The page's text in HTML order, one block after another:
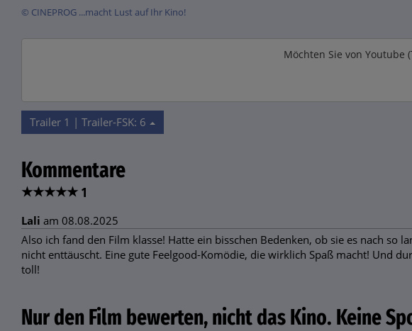
© CINEPROG ...macht Lust auf Ihr Kino!
Möchten Sie von Youtube
Trailer 1 | Trailer-FSK: 6
Kommentare
★★★★★ 1
Lali am 08.08.2025
Also ich fand den Film klasse! Hatte ein bisschen Bedenken, ob sie es nach so
nicht enttäuscht. Eine gute Feelgood-Komödie, die wirklich Spaß macht! Und
toll!
Nur den Film bewerten, nicht das Kino. Keine